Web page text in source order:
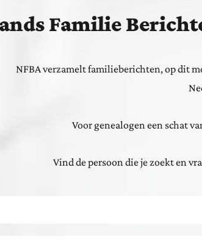
Familie
NFBA verzamelt familieberichten, op dit
Voor genealogen een schat
Vind de persoon die je zoekt en